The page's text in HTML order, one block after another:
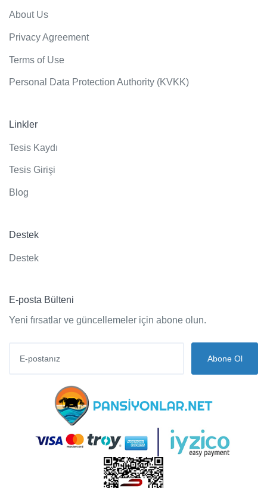
About Us
Privacy Agreement
Terms of Use
Personal Data Protection Authority (KVKK)
Linkler
Tesis Kaydı
Tesis Girişi
Blog
Destek
Destek
E-posta Bülteni
Yeni fırsatlar ve güncellemeler için abone olun.
Abone Ol